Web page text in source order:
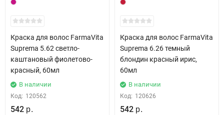
Краска для волос FarmaVita
Suprema 5.62 светло-
каштановый фиолетово-
красный, 60мл
В наличии
Код: 120562
542 р.
Краска для волос FarmaVita
Suprema 6.26 темный
блондин красный ирис,
60мл
В наличии
Код: 120626
542 р.